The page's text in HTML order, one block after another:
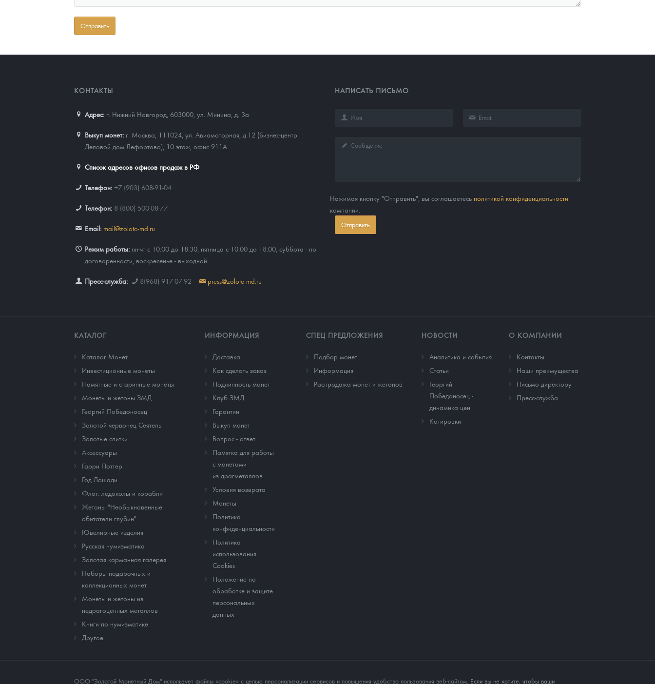
КОНТАКТЫ
Адрес: г. Нижний Новгород, 603000 ул. Минина, д. 3а
Выкуп монет: г. Москва, 111024, ул. Авиамоторная, д.12 (бизнес-центр
Деловой дом Лефортово), 10 этаж, офис 911А
Список адресов офисов продаж в РФ
Телефон: +7 (903) 608-91-04
Телефон: 8 (800) 500-08-77
Email: mail@zoloto-md.ru
Режим работы: пн-чт с 10:00 до 18:30, пятница с 10:00 до 18:00, суббота - по
договоренности, воскресенье - выходной.
Пресс-служба: 8(968) 917-07-92 press@zoloto-md.ru
НАПИСАТЬ ПИСЬМО
Нажимая кнопку "Отправить", вы соглашаетесь политикой конфиденциальности
компании.
Отправить
КАТАЛОГ
Каталог Монет
Инвестиционные монеты
Памятные и старинные монеты
Монеты и жетоны ЗМД
Георгий Победоносец
Золотой червонец Сеятель
Золотые слитки
Аксессуары
Гарри Поттер
Год Лошади
Флот: ледоколы и корабли
Жетоны "Необыкновенные
обитатели глубин"
Ювелирные изделия
Русская нумизматика
Золотая карманная галерея
Наборы подарочных и
коллекционных монет
Монеты и жетоны из
недрагоценных металлов
Книги по нумизматике
Другое
ИНФОРМАЦИЯ
Доставка
Как сделать заказ
Подлинность монет
Клуб ЗМД
Гарантии
Выкуп монет
Вопрос - ответ
Памятка для работы
с монетами
из драгметаллов
Условия возврата
Монеты
Политика
конфиденциальности
Политика
использования
Cookies
Положение по
обработке и защите
персональных
данных
СПЕЦ ПРЕДЛОЖЕНИЯ
Подбор монет
Информация
Распродажа монет и жетонов
НОВОСТИ
Аналитика и события
Cтатьи
Георгий
Победоносец -
динамика цен
Котировки
О КОМПАНИИ
Контакты
Наши преимущества
Письмо директору
Пресс-служба
ООО "Золотой Монетный Дом" использует файлы «cookie» с целью персонализации сервисов и повышения удобства пользования веб-сайтом. Если вы не хотите, чтобы ваши